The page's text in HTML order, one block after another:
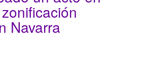
Navarra